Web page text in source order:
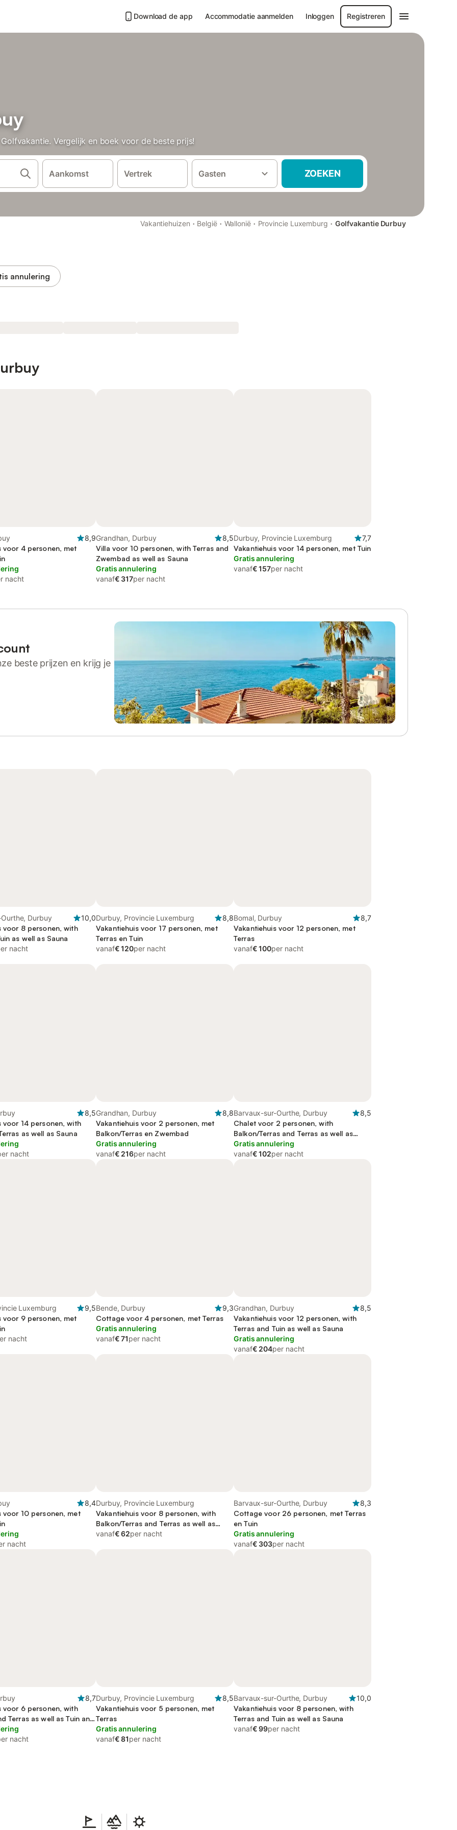
Download de app Accommodatie aanmelden Inloggen Registreren
Vergelijk en boek voor de beste prijs!
Aankomst Vertrek Gasten ZOEKEN
Vakantiehuizen · België · Wallonië · Provincie Luxemburg · Golfvakantie Durbuy
annulering
8,9
voor 4 personen, met
nacht
Grandhan, Durbuy
8,5
Villa voor 10 personen, with Terras and
Zwembad as well as Sauna
Gratis annulering
vanaf€ 317per nacht
Durbuy, Provincie Luxemburg
7,7
Vakantiehuis voor 14 personen, met Tuin
Gratis annulering
vanaf€ 157per nacht
beste prijzen en krijg je
Durbuy
10,0
voor 8 personen, with
as well as Sauna
nacht
Durbuy, Provincie Luxemburg
8,8
Vakantiehuis voor 17 personen, met
Terras en Tuin
vanaf€ 120per nacht
Bomal, Durbuy
8,7
Vakantiehuis voor 12 personen, met
Terras
vanaf€ 100per nacht
8,5
voor 14 personen, with
as well as Sauna
nacht
Grandhan, Durbuy
8,8
Vakantiehuis voor 2 personen, met
Balkon/Terras en Zwembad
Gratis annulering
vanaf€ 216per nacht
Barvaux-sur-Ourthe, Durbuy
8,5
Chalet voor 2 personen, with
Balkon/Terras and Terras as well as
Whirlpool and Tuin
Gratis annulering
vanaf€ 102per nacht
Luxemburg
9,5
voor 9 personen, met
nacht
Bende, Durbuy
9,3
Cottage voor 4 personen, met Terras
Gratis annulering
vanaf€ 71per nacht
Grandhan, Durbuy
8,5
Vakantiehuis voor 12 personen, with
Terras and Tuin as well as Sauna
Gratis annulering
vanaf€ 204per nacht
8,4
voor 10 personen, met
nacht
Durbuy, Provincie Luxemburg
Vakantiehuis voor 8 personen, with
Balkon/Terras and Terras as well as
Zwembad and Uitzicht op het meer
vanaf€ 62per nacht
Barvaux-sur-Ourthe, Durbuy
8,3
Cottage voor 26 personen, met Terras
en Tuin
Gratis annulering
vanaf€ 303per nacht
8,7
voor 6 personen, with
Terras as well as Tuin and
nacht
Durbuy, Provincie Luxemburg
8,5
Vakantiehuis voor 5 personen, met
Terras
Gratis annulering
vanaf€ 81per nacht
Barvaux-sur-Ourthe, Durbuy
10,0
Vakantiehuis voor 8 personen, with
Terras and Tuin as well as Sauna
vanaf€ 99per nacht